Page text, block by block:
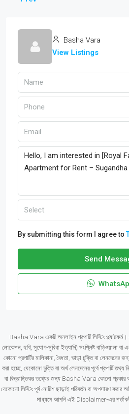
Basha Vara
View Listings
Select
By submitting this form I agree to
Send
Basha Vara একটি অনলাইন প্রপার্টি লিস্টিং প্ল্যাটফর্ম।
লোকেশন, ছবি, সুযোগ-সুবিধা ইত্যাদি) সংশ্লিষ্ট বাড়িওয়ালা
কোনো প্রপার্টির মালিকানা, বৈধতা, ভাড়া চুক্তি বা লেনদেনের
করা হচ্ছে, যেকোনো চুক্তি বা অর্থ লেনদেনের পূর্বে প্রপার্টি
বা বিভ্রান্তিকর তথ্যের জন্য Basha Vara কোনো প্রকার
যেকোনো লিস্টিং পূর্ব নোটিশ ছাড়াই পরিবর্তন বা অপসারণ করার
মাধ্যমে আপনি এই Disclaimer-এর